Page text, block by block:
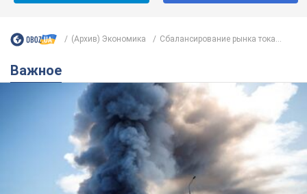
(Архив) Экономика Сбалансирование рынка тока...
Важное